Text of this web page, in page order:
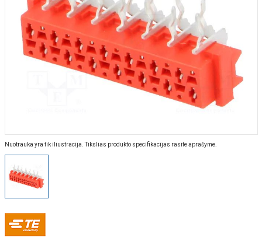
Nuotrauka yra tik iliustracija. Tikslias produkto specifikacijas rasite aprašyme.